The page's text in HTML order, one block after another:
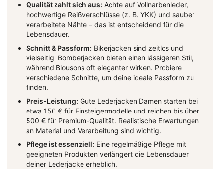
Qualität zahlt sich aus: Achte auf Vollnarbenleder,
hochwertige Reißverschlüsse (z. B. YKK) und sauber
verarbeitete Nähte – das ist entscheidend für die
Lebensdauer.
Schnitt & Passform: Bikerjacken sind zeitlos und
vielseitig, Bomberjacken bieten einen lässigeren Stil,
während Blousons oft eleganter wirken. Probiere
verschiedene Schnitte, um deine ideale Passform zu
finden.
Preis-Leistung: Gute Lederjacken Damen starten bei
etwa 150 € für Einsteigermodelle und reichen bis über
500 € für Premium-Qualität. Realistische Erwartungen
an Material und Verarbeitung sind wichtig.
Pflege ist essenziell: Eine regelmäßige Pflege mit
geeigneten Produkten verlängert die Lebensdauer
deiner Lederjacke erheblich.